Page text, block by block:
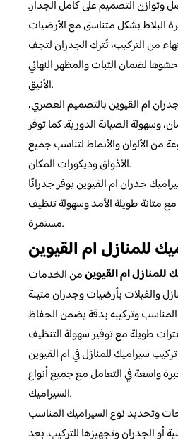
وتوازن التصميم على كامل الجدار.
البلاط بشكل متناسق مع الأرضيات
من التركيب، تُترك الجدران لتجف
لضمان الثبات والمظهر النهائي
الأنيق.
ام القيوين بالتصميم العصري،
وسهولة الصيانة الدورية. كما توفر
من الألوان والأنماط لتناسب جميع
الأذواق وديكورات المكان.
جدران ام القيوين يوفر جدرانًا
متانة طويلة الأمد وسهولة تنظيف
مستمرة.
للمنازل ام القيوين
للمنازل ام القيوينمن الخدمات
والفيلات بأرضيات وجدران متينة
المناسب وتركيبه بدقة يضمن الحفاظ
طويلة مع توفير سهولة التنظيف
سيراميك للمنازل في ام القيوين
واسعة في التعامل مع جميع أنواع
السيراميك.
وتحديد نوع السيراميك المناسب
أو الجدران وتجهيزها للتركيب. بعد